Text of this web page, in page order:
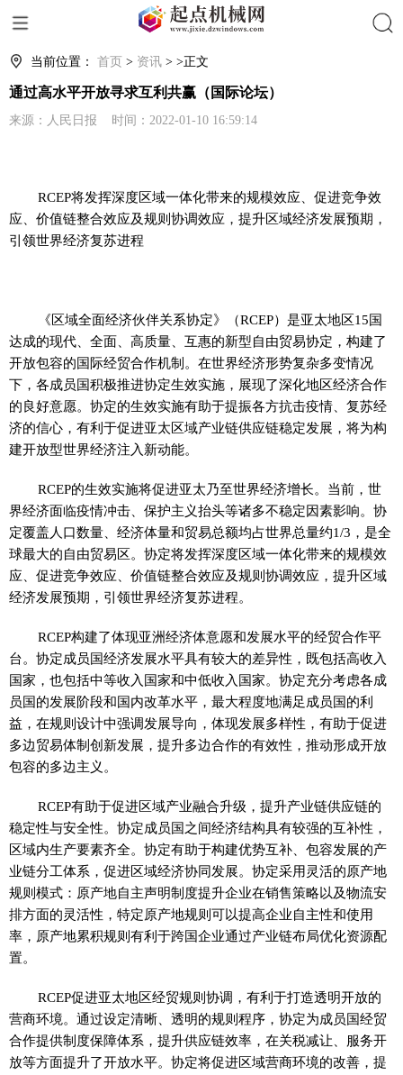
当前位置： 首页 > 资讯 > >正文
通过高水平开放寻求互利共赢（国际论坛）
来源：人民日报 时间：2022-01-10 16:59:14
RCEP将发挥深度区域一体化带来的规模效应、促进竞争效
应、价值链整合效应及规则协调效应，提升区域经济发展预期，
引领世界经济复苏进程
《区域全面经济伙伴关系协定》（RCEP）是亚太地区15国
达成的现代、全面、高质量、互惠的新型自由贸易协定，构建了
开放包容的国际经贸合作机制。在世界经济形势复杂多变情况
下，各成员国积极推进协定生效实施，展现了深化地区经济合作
的良好意愿。协定的生效实施有助于提振各方抗击疫情、复苏经
济的信心，有利于促进亚太区域产业链供应链稳定发展，将为构
建开放型世界经济注入新动能。
RCEP的生效实施将促进亚太乃至世界经济增长。当前，世
界经济面临疫情冲击、保护主义抬头等诸多不稳定因素影响。协
定覆盖人口数量、经济体量和贸易总额均占世界总量约1/3，是全
球最大的自由贸易区。协定将发挥深度区域一体化带来的规模效
应、促进竞争效应、价值链整合效应及规则协调效应，提升区域
经济发展预期，引领世界经济复苏进程。
RCEP构建了体现亚洲经济体意愿和发展水平的经贸合作平
台。协定成员国经济发展水平具有较大的差异性，既包括高收入
国家，也包括中等收入国家和中低收入国家。协定充分考虑各成
员国的发展阶段和国内改革水平，最大程度地满足成员国的利
益，在规则设计中强调发展导向，体现发展多样性，有助于促进
多边贸易体制创新发展，提升多边合作的有效性，推动形成开放
包容的多边主义。
RCEP有助于促进区域产业融合升级，提升产业链供应链的
稳定性与安全性。协定成员国之间经济结构具有较强的互补性，
区域内生产要素齐全。协定有助于构建优势互补、包容发展的产
业链分工体系，促进区域经济协同发展。协定采用灵活的原产地
规则模式：原产地自主声明制度提升企业在销售策略以及物流安
排方面的灵活性，特定原产地规则可以提高企业自主性和使用
率，原产地累积规则有利于跨国企业通过产业链布局优化资源配
置。
RCEP促进亚太地区经贸规则协调，有利于打造透明开放的
营商环境。通过设定清晰、透明的规则程序，协定为成员国经贸
合作提供制度保障体系，提升供应链效率，在关税减让、服务开
放等方面提升了开放水平。协定将促进区域营商环境的改善，提